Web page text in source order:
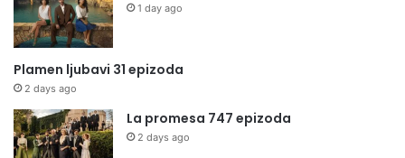
1 day ago
Plamen ljubavi 31 epizoda
2 days ago
La promesa 747 epizoda
2 days ago